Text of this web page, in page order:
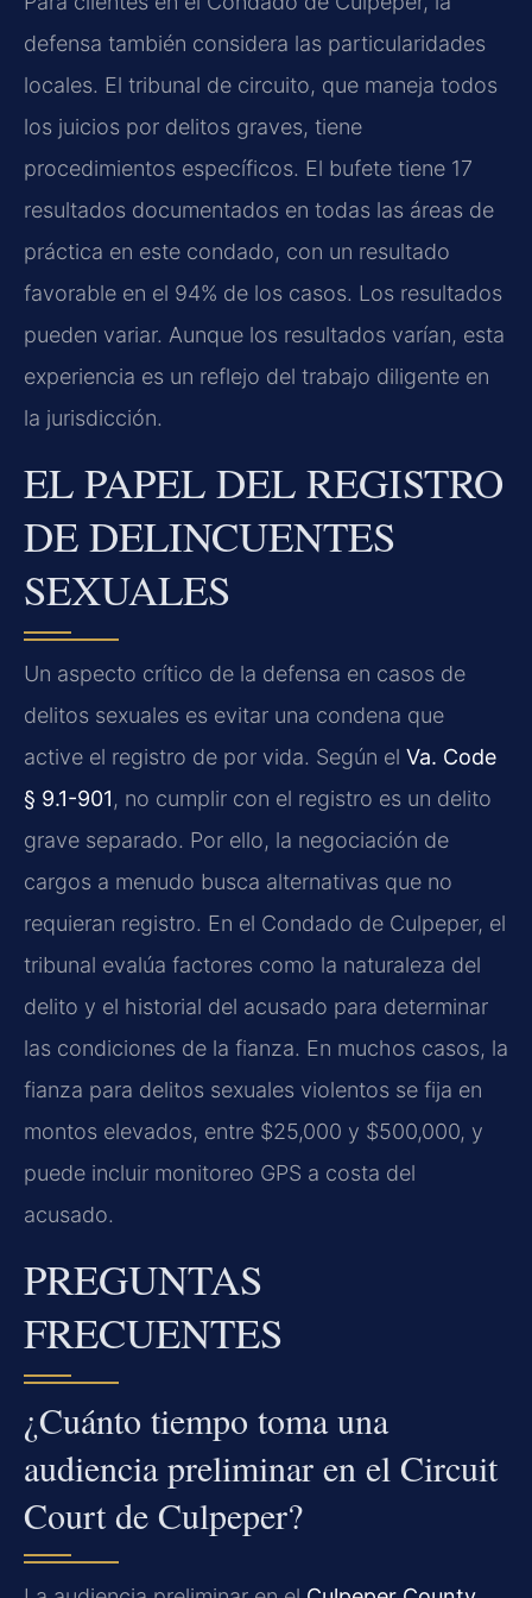
defensa también considera las particularidades
locales. El tribunal de circuito, que maneja todos
los juicios por delitos graves, tiene
procedimientos específicos. El bufete tiene 17
resultados documentados en todas las áreas de
práctica en este condado, con un resultado
favorable en el 94% de los casos. Los resultados
pueden variar. Aunque los resultados varían, esta
experiencia es un reflejo del trabajo diligente en
la jurisdicción.
EL PAPEL DEL REGISTRO
DE DELINCUENTES
SEXUALES
Un aspecto crítico de la defensa en casos de
delitos sexuales es evitar una condena que
active el registro de por vida. Según el Va. Code
§ 9.1-901, no cumplir con el registro es un delito
grave separado. Por ello, la negociación de
cargos a menudo busca alternativas que no
requieran registro. En el Condado de Culpeper, el
tribunal evalúa factores como la naturaleza del
delito y el historial del acusado para determinar
las condiciones de la fianza. En muchos casos, la
fianza para delitos sexuales violentos se fija en
montos elevados, entre $25,000 y $500,000, y
puede incluir monitoreo GPS a costa del
acusado.
PREGUNTAS
FRECUENTES
¿Cuánto tiempo toma una
audiencia preliminar en el Circuit
Court de Culpeper?